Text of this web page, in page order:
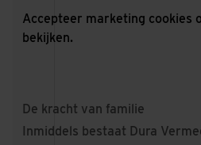
Accepteer marketing cookies
bekijken.
De kracht van familie
Inmiddels bestaat Dura